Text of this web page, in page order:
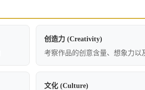
创造力 (Creativity)
考察作品的创意含量、想象力以
文化 (Culture)